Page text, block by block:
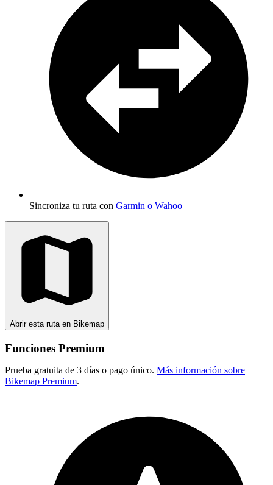
Sincroniza tu ruta con Garmin o Wahoo
Abrir esta ruta en Bikemap
Funciones Premium
Prueba gratuita de 3 días o pago único. Más información sobre
Bikemap Premium.